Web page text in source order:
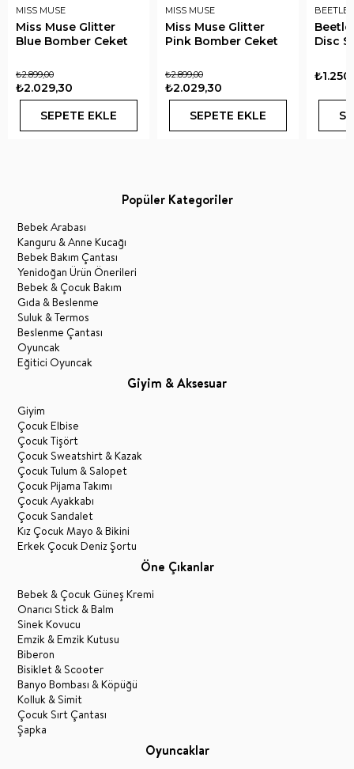
MISS MUSE
Miss Muse Glitter
Blue Bomber Ceket
₺2.029,30
₺2.899,00
SEPETE EKLE
MISS MUSE
Miss Muse Glitter
Pink Bomber Ceket
₺2.029,30
₺2.899,00
SEPETE EKLE
BEETLE
Disc
Popüler Kategoriler
Bebek Arabası
Kanguru & Anne Kucağı
Bebek Bakım Çantası
Yenidoğan Ürün Önerileri
Bebek & Çocuk Bakım
Gıda & Beslenme
Suluk & Termos
Beslenme Çantası
Oyuncak
Eğitici Oyuncak
Giyim & Aksesuar
Giyim
Çocuk Elbise
Çocuk Tişört
Çocuk Sweatshirt & Kazak
Çocuk Tulum & Salopet
Çocuk Pijama Takımı
Çocuk Ayakkabı
Çocuk Sandalet
Kız Çocuk Mayo & Bikini
Erkek Çocuk Deniz Şortu
Öne Çıkanlar
Bebek & Çocuk Güneş Kremi
Onarıcı Stick & Balm
Sinek Kovucu
Emzik & Emzik Kutusu
Biberon
Bisiklet & Scooter
Banyo Bombası & Köpüğü
Kolluk & Simit
Çocuk Sırt Çantası
Şapka
Oyuncaklar